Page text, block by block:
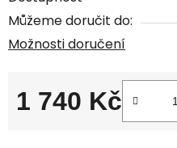
Můžeme doručit do:
Možnosti doručení
1 740 Kč